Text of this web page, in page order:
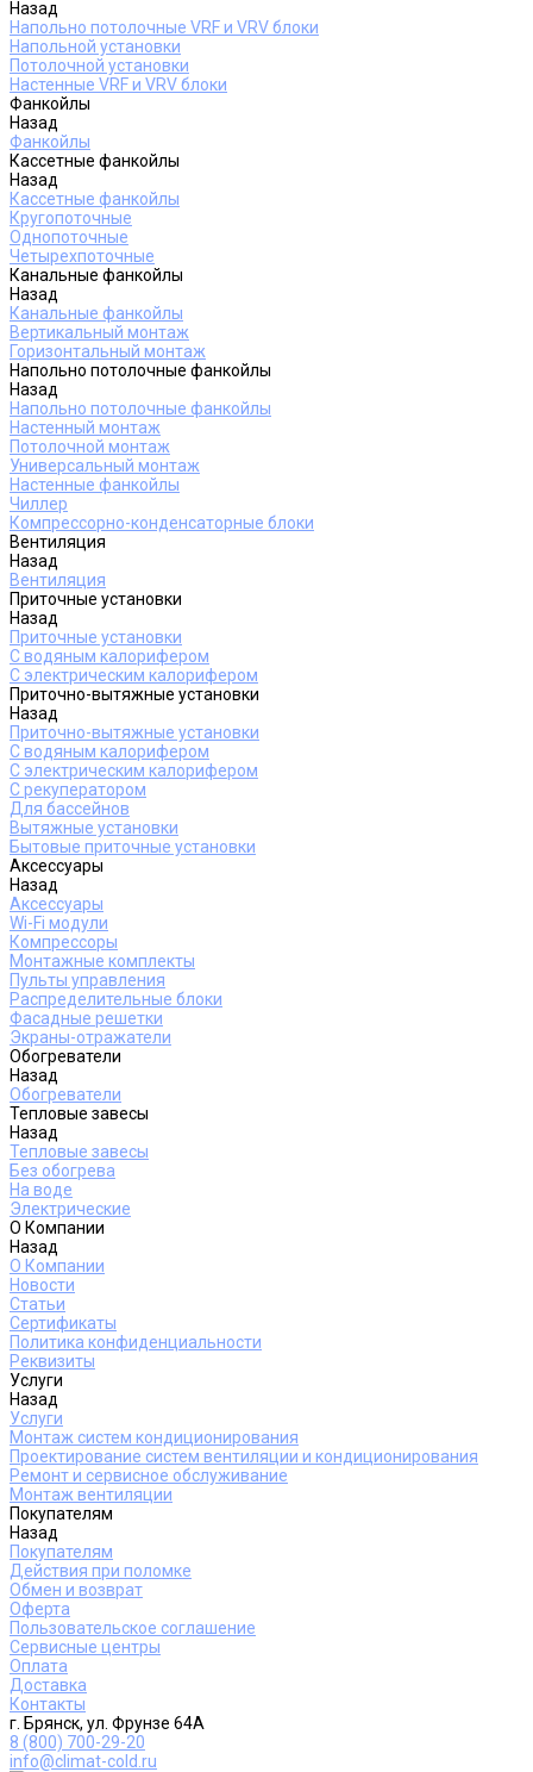
Назад
Напольно потолочные VRF и VRV блоки
Напольной установки
Потолочной установки
Настенные VRF и VRV блоки
Фанкойлы
Назад
Фанкойлы
Кассетные фанкойлы
Назад
Кассетные фанкойлы
Кругопоточные
Однопоточные
Четырехпоточные
Канальные фанкойлы
Назад
Канальные фанкойлы
Вертикальный монтаж
Горизонтальный монтаж
Напольно потолочные фанкойлы
Назад
Напольно потолочные фанкойлы
Настенный монтаж
Потолочной монтаж
Универсальный монтаж
Настенные фанкойлы
Чиллер
Компрессорно-конденсаторные блоки
Вентиляция
Назад
Вентиляция
Приточные установки
Назад
Приточные установки
С водяным калорифером
С электрическим калорифером
Приточно-вытяжные установки
Назад
Приточно-вытяжные установки
С водяным калорифером
С электрическим калорифером
С рекуператором
Для бассейнов
Вытяжные установки
Бытовые приточные установки
Аксессуары
Назад
Аксессуары
Wi-Fi модули
Компрессоры
Монтажные комплекты
Пульты управления
Распределительные блоки
Фасадные решетки
Экраны-отражатели
Обогреватели
Назад
Обогреватели
Тепловые завесы
Назад
Тепловые завесы
Без обогрева
На воде
Электрические
О Компании
Назад
О Компании
Новости
Статьи
Сертификаты
Политика конфиденциальности
Реквизиты
Услуги
Назад
Услуги
Монтаж систем кондиционирования
Проектирование систем вентиляции и кондиционирования
Ремонт и сервисное обслуживание
Монтаж вентиляции
Покупателям
Назад
Покупателям
Действия при поломке
Обмен и возврат
Оферта
Пользовательское соглашение
Сервисные центры
Оплата
Доставка
Контакты
г. Брянск, ул. Фрунзе 64А
8 (800) 700-29-20
info@climat-cold.ru